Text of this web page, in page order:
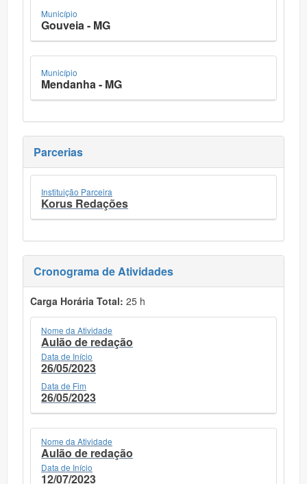
Município
Gouveia - MG
Município
Mendanha - MG
Parcerias
Instituição Parceira
Korus Redações
Cronograma de Atividades
Carga Horária Total: 25 h
Nome da Atividade
Aulão de redação
Data de Início
26/05/2023
Data de Fim
26/05/2023
Nome da Atividade
Aulão de redação
Data de Início
12/07/2023